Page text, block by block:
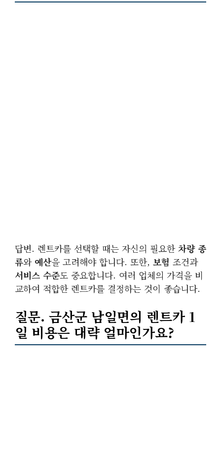
답변. 렌트카를 선택할 때는 자신의 필요한차량 종
류와 예산을 고려해야 합니다. 또한, 보험 조건과
서비스 수준도 중요합니다. 여러 업체의 가격을 비
교하여 적합한 렌트카를 결정하는 것이 좋습니다.
질문. 금산군 남일면의 렌트카 1
일 비용은 대략 얼마인가요?